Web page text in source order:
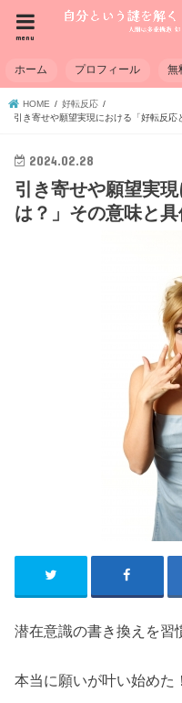
menu
ホーム プロフィール 無
HOME
好転反応
引き寄せや願望実現における「好転反
2024.02.28
引き寄せや願望実
は？」その意味と
潜在意識の書き換えを習
本当に願いが叶い始めた！